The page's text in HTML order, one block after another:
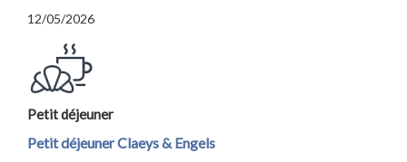
12/05/2026
Petit déjeuner
Petit déjeuner Claeys & Engels